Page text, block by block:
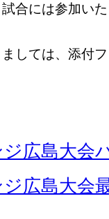
合には参加い
しては、添付
広島大会
広島大会